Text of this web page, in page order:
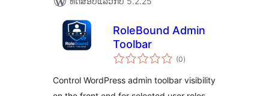
RoleBound Admin
Toolbar
(0ຄະແນນ
ທັງໝົດ
)
Control WordPress admin toolbar visibility